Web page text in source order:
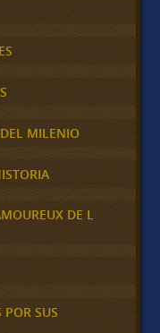
MILENIO
DE L
SUS